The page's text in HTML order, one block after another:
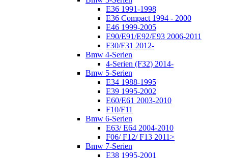
E36 1991-1998
E36 Compact 1994 - 2000
E46 1999-2005
E90/E91/E92/E93 2006-2011
F30/F31 2012-
Bmw 4-Serien
4-Serien (F32) 2014-
Bmw 5-Serien
E34 1988-1995
E39 1995-2002
E60/E61 2003-2010
F10/F11
Bmw 6-Serien
E63/ E64 2004-2010
F06/ F12/ F13 2011>
Bmw 7-Serien
E38 1995-2001